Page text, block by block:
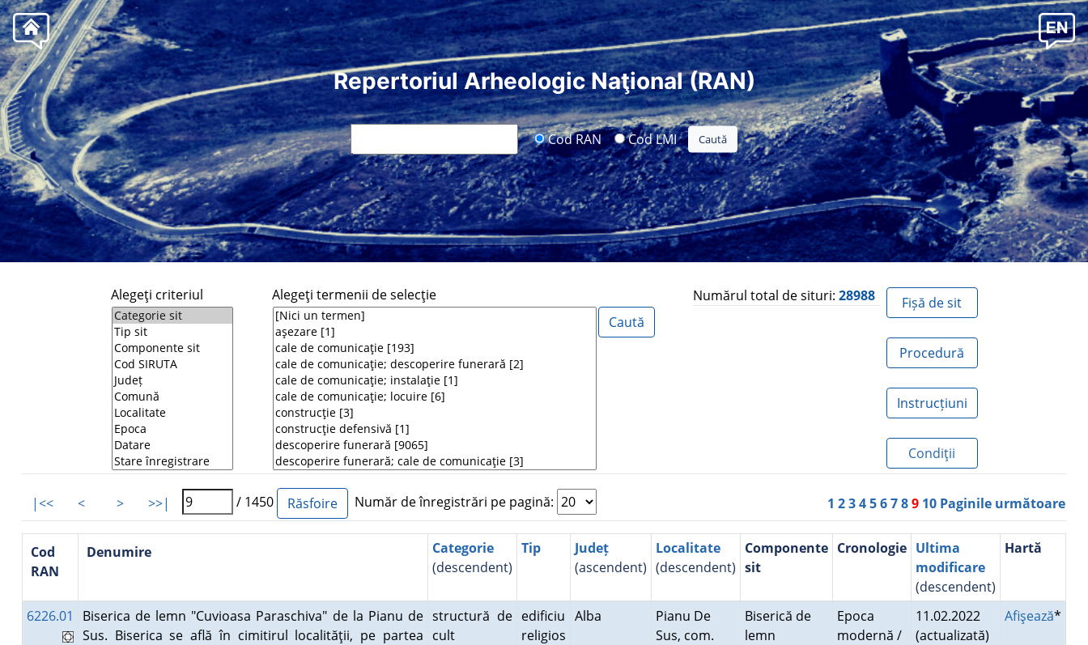
Repertoriul Arheologic Naţional (RAN)
Cod RAN Cod LMI
Alegeţi criteriul Alegeţi termenii de selecţie Numărul total de situri: 28988 Fișă de sit
Procedură
Instrucțiuni
Condiţii
|<< < > >>| / 1450 Număr de înregistrări pe pagină: 1 23456789 10 Paginile următoare
Cod
RAN
Denumire
Categorie
(descendent)
Tip
Județ
(ascendent)
Localitate
(descendent)
Componente
sit
Cronologie Ultima
modificare
(descendent)
Hartă
6226.01
Biserica de lemn "Cuvioasa Paraschiva" de la Pianu de
Sus. Biserica se află în cimitirul localităţii, pe partea
structură de
cult
edificiu
religios
Alba
Pianu De
Sus, com.
Biserică de
lemn
Epoca
modernă /
11.02.2022
(actualizată)
Afişează*